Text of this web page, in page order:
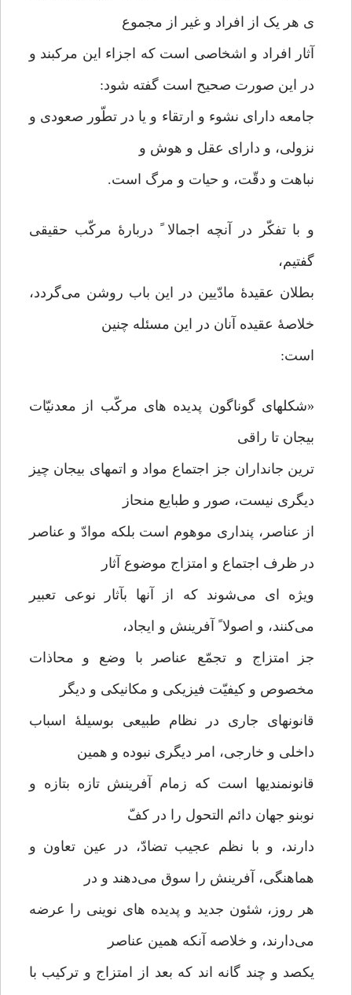
ی هر یک از افراد و غیر از مجموع
آثار افراد و اشخاصی است که اجزاء این مرکبند و
در این صورت صحیح است گفته شود:
جامعه دارای نشوء و ارتقاء و یا در تطّور صعودی و
نزولی، و دارای عقل و هوش و
نباهت و دقّت، و حیات و مرگ است.
و با تفکّر در آنچه اجمالا ً دربارۀ مرکّب حقیقی
گفتیم،
بطلان عقیدۀ مادّیین در این باب روشن می‌گردد،
خلاصۀ عقیده آنان در این مسئله چنین
است:
«شکلهای گوناگون پدیده های مرکّب از معدنیّات
بیجان تا راقی
ترین جانداران جز اجتماع مواد و اتمهای بیجان چیز
دیگری نیست، صور و طبایع منحاز
از عناصر، پنداری موهوم است بلکه موادّ و عناصر
در ظرف اجتماع و امتزاج موضوع آثار
ویژه ای می‌شوند که از آنها بآثار نوعی تعبیر
می‌کنند، و اصولا ً آفرینش و ایجاد،
جز امتزاج و تجمّع عناصر با وضع و محاذات
مخصوص و کیفیّت فیزیکی و مکانیکی و دیگر
قانونهای جاری در نظام طبیعی بوسیلۀ اسباب
داخلی و خارجی، امر دیگری نبوده و همین
قانونمندیها است که زمام آفرینش تازه بتازه و
نوبنو جهان دائم التحول را در کفّ
دارند، و با نظم عجیب تضادّ، در عین تعاون و
هماهنگی، آفرینش را سوق می‌دهند و در
هر روز، شئون جدید و پدیده های نوینی را عرضه
می‌دارند، و خلاصه آنکه همین عناصر
یکصد و چند گانه اند که بعد از امتزاج و ترکیب با